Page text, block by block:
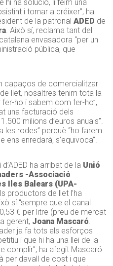
hi ha solució, li feim una
i tornar a créixer”, ha
de la patronalADED de
. Això sí, reclama tant del
envasadora “per un
pública, que
capaços de comercialitzar
llet, nosaltres tenim tota la
ho i sabem com fer-ho”,
una facturació dels
milions d’euros anuals”.
les rodes” perquè “ho farem
ens enredarà, s’equivoca”.
ha arribat de la Unió
-Associació
Iles Balears (UPA-
productors de llet l’ha
sí “sempre que el canal
€ per litre (preu de mercat
gerent, Joana Mascaró.
ja fa tots els esforços
i que hi ha una llei de la
complir”, ha afegit Mascaró
per davall de cost i que